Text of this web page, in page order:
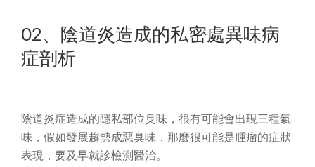
02、陰道炎造成的私密處異味病
症剖析
陰道炎症造成的隱私部位臭味，很有可能會出現三種氣
味，假如發展趨勢成惡臭味，那麼很可能是腫瘤的症狀
表現，要及早就診檢測醫治。